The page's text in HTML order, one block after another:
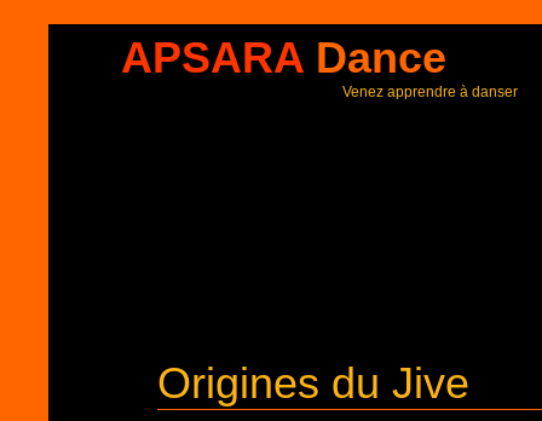
APSARA Dance
Venez apprendre à danser
Origines du Jive